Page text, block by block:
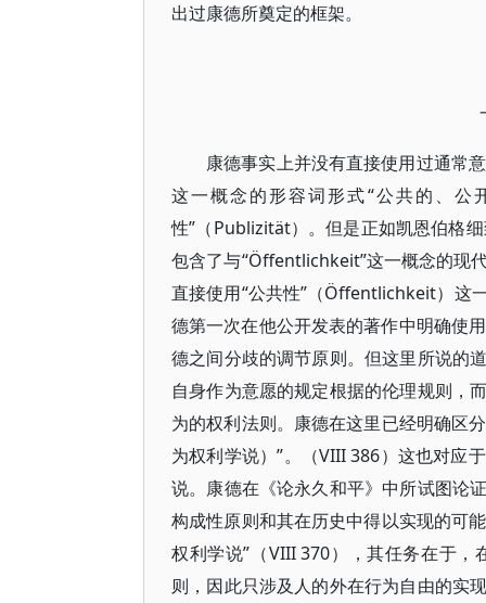
出过康德所奠定的框架。
康德事实上并没有直接使用过通常
这一概念的形容词形式“公共的、公
性”（Publizität）。但是正如凯恩伯格
包含了与“Öffentlichkeit”这一概念的现
直接使用“公共性”（Öffentlichkeit）这
德第一次在他公开发表的著作中明确使
德之间分歧的调节原则。但这里所说的
自身作为意愿的规定根据的伦理规则，
为的权利法则。康德在这里已经明确区
为权利学说）”。（VIII 386）这也对应
说。康德在《论永久和平》中所试图论
构成性原则和其在历史中得以实现的可
权利学说”（VIII 370），其任务在于
则，因此只涉及人的外在行为自由的实